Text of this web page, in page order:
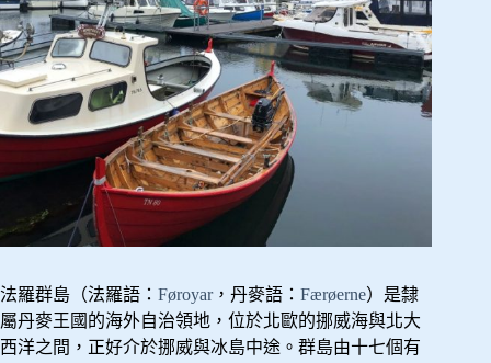
法羅群島（法羅語： Føroyar，丹麥語： Færøerne）是隸
屬丹麥王國的海外自治領地，位於北歐的挪威海與北大
西洋之間，正好介於挪威與冰島中途。群島由十七個有